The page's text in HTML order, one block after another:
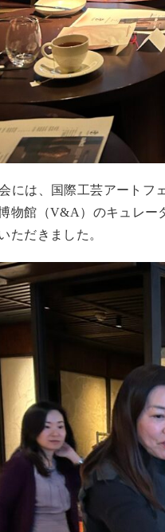
には、国際工芸アートフ
博物館（V&A）のキュレ
ただきました。